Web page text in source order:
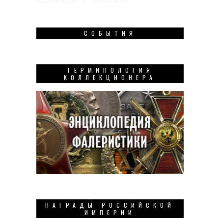
СОБЫТИЯ
ТЕРМИНОЛОГИЯ
КОЛЛЕКЦИОНЕРА
НАГРАДЫ РОССИЙСКОЙ
ИМПЕРИИ